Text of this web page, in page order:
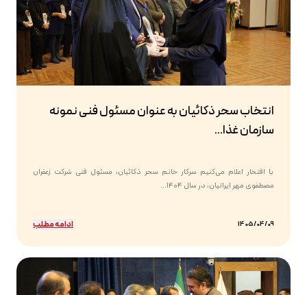
انتخاب سحر ذکائیان به عنوان مسئول فنی نمونه
سازمان غذا...
با افتخار اعلام می‌کنیم سرکار خانم سحر ذکائیان، مسئول فنی شرکت زعفران
مصطفوی مهر ایرانیان، در سال ۱۴۰۴...
1405/04/09 ادامه مطلب